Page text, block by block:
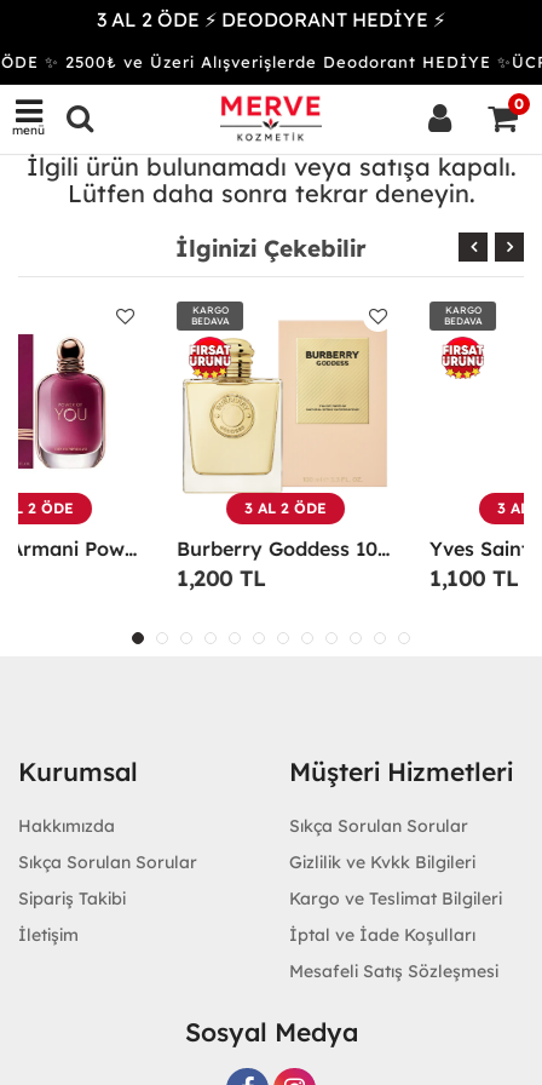
3 AL 2 ÖDE ⚡ DEODORANT HEDİYE ⚡
✨ 2500₺ ve Üzeri Alışverişlerde Deodorant HEDİYE
menü
0
İlgili ürün bulunamadı veya satışa kapalı.
Lütfen daha sonra tekrar deneyin.
İlginizi Çekebilir
Burberry Goddess 100 ML EDP Kadın Parfümü -
BEDAVA
Yves Saint Laurent Libre EDP 90 Ml Kadın Parfüm - YSLL
Kurumsal
Hakkımızda
Sıkça Sorulan Sorular
Sipariş Takibi
İletişim
Müşteri Hizmetleri
Sıkça Sorulan Sorular
Gizlilik ve Kvkk Bilgileri
Kargo ve Teslimat Bilgileri
İptal ve İade Koşulları
Mesafeli Satış Sözleşmesi
Sosyal Medya